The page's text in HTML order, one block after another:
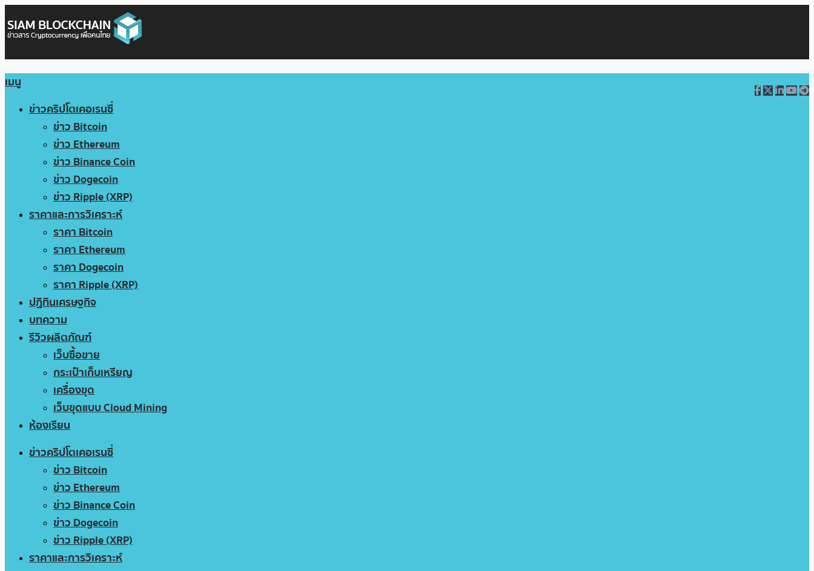
เมนู
ข่าวคริปโตเคอเรนซี่
ข่าว Bitcoin
ข่าว Ethereum
ข่าว Binance Coin
ข่าว Dogecoin
ข่าว Ripple (XRP)
ราคาและการวิเคราะห์
ราคา Bitcoin
ราคา Ethereum
ราคา Dogecoin
ราคา Ripple (XRP)
ปฏิทินเศรษฐกิจ
บทความ
รีวิวผลิตภัณฑ์
เว็บซื้อขาย
กระเป๋าเก็บเหรียญ
เครื่องขุด
เว็บขุดแบบ Cloud Mining
ห้องเรียน
ข่าวคริปโตเคอเรนซี่
ข่าว Bitcoin
ข่าว Ethereum
ข่าว Binance Coin
ข่าว Dogecoin
ข่าว Ripple (XRP)
ราคาและการวิเคราะห์